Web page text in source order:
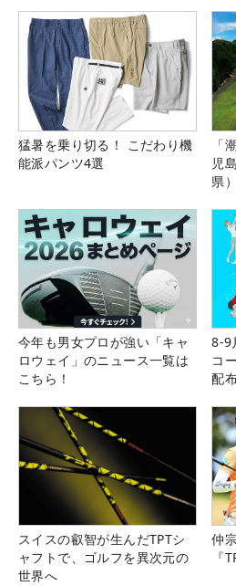
猛暑を乗り切る！ こだわり機
能派パンツ4選
「
児
県
今年も男女プロが強い「キャ
ロウェイ」のニュース一覧は
こちら！
8-9
コ
配
スイスの叡智が生んだTPTシ
ャフトで、ゴルフを異次元の
世界へ
仲
『